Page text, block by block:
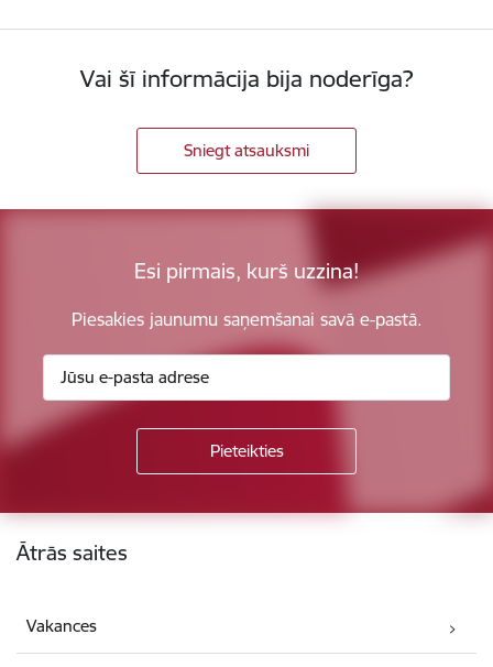
Vai šī informācija bija noderīga?
Sniegt atsauksmi
Esi pirmais, kurš uzzina!
Piesakies jaunumu saņemšanai savā e-pastā.
Kājene
Ātrās saites
Vakances